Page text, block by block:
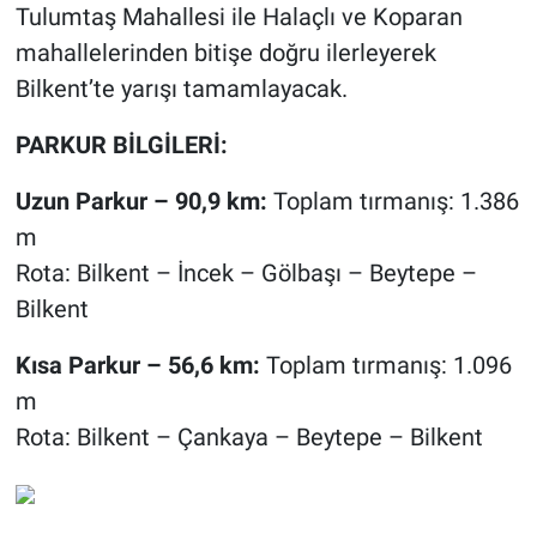
Tulumtaş Mahallesi ile Halaçlı ve Koparan
mahallelerinden bitişe doğru ilerleyerek
Bilkent’te yarışı tamamlayacak.
PARKUR BİLGİLERİ:
Uzun Parkur – 90,9 km: Toplam tırmanış: 1.386
m
Rota: Bilkent – İncek – Gölbaşı – Beytepe –
Bilkent
Kısa Parkur – 56,6 km: Toplam tırmanış: 1.096
m
Rota: Bilkent – Çankaya – Beytepe – Bilkent